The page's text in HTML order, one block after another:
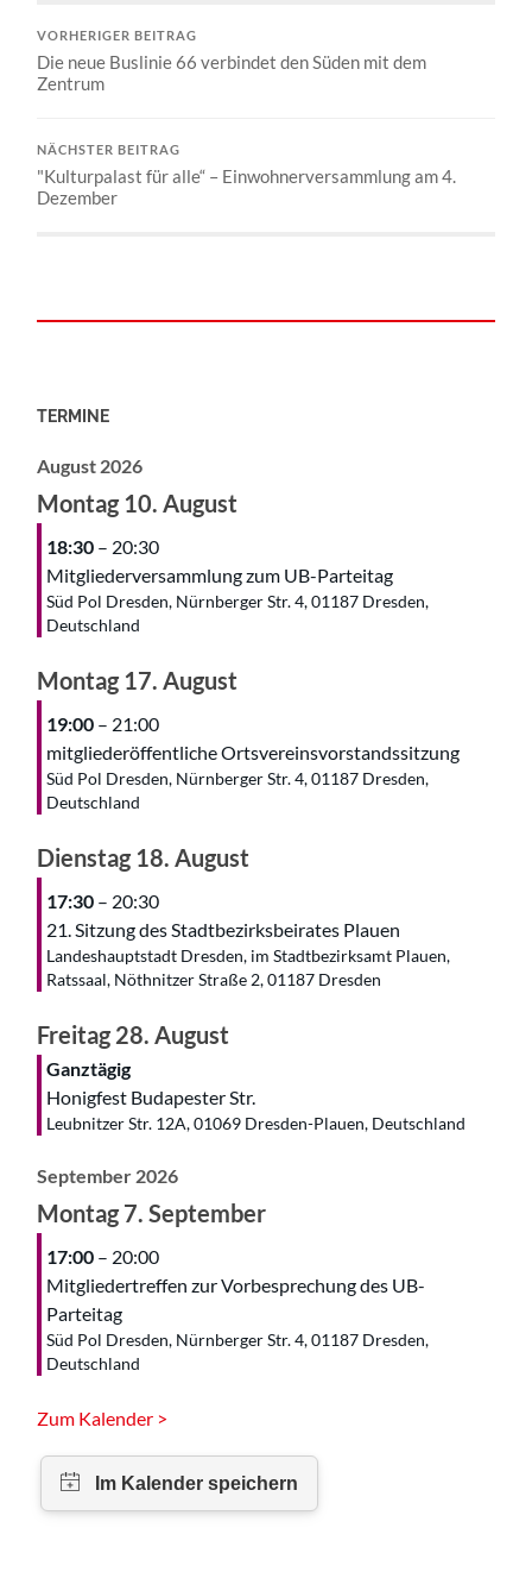
VORHERIGER BEITRAG
Die neue Buslinie 66 verbindet den Süden mit dem
Zentrum
NÄCHSTER BEITRAG
"Kulturpalast für alle“ – Einwohnerversammlung am 4.
Dezember
TERMINE
August 2026
Montag 10. August
18:30 – 20:30
Mitgliederversammlung zum UB-Parteitag
Süd Pol Dresden, Nürnberger Str. 4, 01187 Dresden,
Deutschland
Montag 17. August
19:00 – 21:00
mitgliederöffentliche Ortsvereinsvorstandssitzung
Süd Pol Dresden, Nürnberger Str. 4, 01187 Dresden,
Deutschland
Dienstag 18. August
17:30 – 20:30
21. Sitzung des Stadtbezirksbeirates Plauen
Landeshauptstadt Dresden, im Stadtbezirksamt Plauen,
Ratssaal, Nöthnitzer Straße 2, 01187 Dresden
Freitag28. August
Ganztägig
Honigfest Budapester Str.
Leubnitzer Str. 12A, 01069 Dresden-Plauen, Deutschland
September 2026
Montag7. September
17:00 – 20:00
Mitgliedertreffen zur Vorbesprechung des UB-
Parteitag
Süd Pol Dresden, Nürnberger Str. 4, 01187 Dresden,
Deutschland
Zum Kalender >